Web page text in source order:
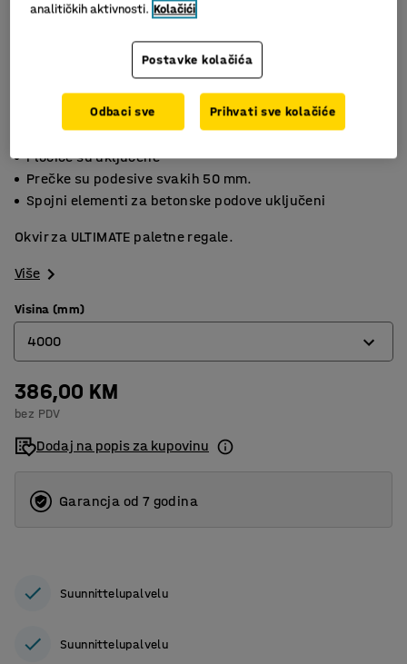
Pločice su uključene
Prečke su podesive svakih 50 mm.
Spojni elementi za betonske podove uključeni
Okvir za ULTIMATE paletne regale.
Više
Visina (mm)
4000
2500
3000
3500
4000
386,00 KM
bez PDV
Dodaj na popis za kupovinu
Garancja od 7 godina
Suunnittelupalvelu
Suunnittelupalvelu
analitičkih aktivnosti. Kolačići
Postavke kolačića
Odbaci sve Prihvati sve kolačiće